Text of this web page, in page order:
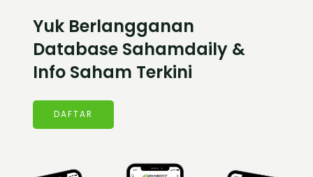
Yuk Berlangganan
Database Sahamdaily &
Info Saham Terkini
DAFTAR